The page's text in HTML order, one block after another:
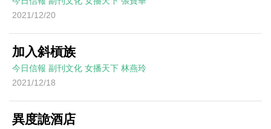
2021/12/20
加入斜槓族
今日信報 副刊文化 女播天下 林燕玲
2021/12/18
異度詭酒店